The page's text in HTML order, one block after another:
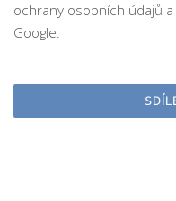
ochrany osobních údajů a
Google.